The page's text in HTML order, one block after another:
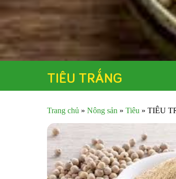
TIÊU TRẮNG
Trang chủ » Nông sản » Tiêu » TIÊU